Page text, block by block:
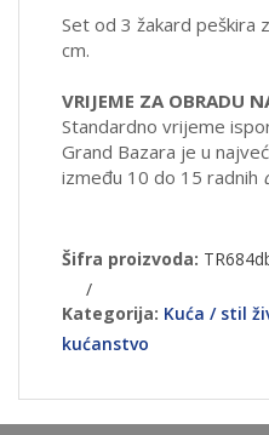
Set od 3 žakard peškira
cm.
VRIJEME ZA OBRADU
Standardno vrijeme
Grand Bazara je u
između 10 do 15 radnih
Šifra proizvoda:
/
Kategorija: Kuća / stil
kućanstvo